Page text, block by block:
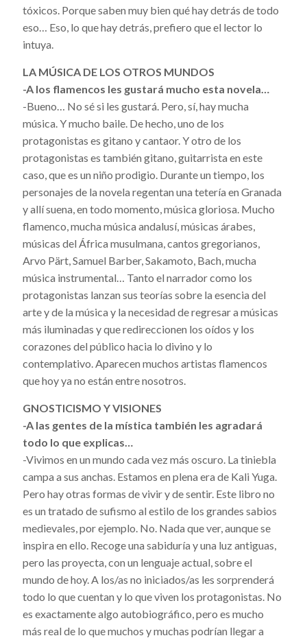
tóxicos. Porque saben muy bien qué hay detrás de todo
eso… Eso, lo que hay detrás, prefiero que el lector lo
intuya.
LA MÚSICA DE LOS OTROS MUNDOS
-A los flamencos les gustará mucho esta novela…
-Bueno… No sé si les gustará. Pero, sí, hay mucha
música. Y mucho baile. De hecho, uno de los
protagonistas es gitano y cantaor. Y otro de los
protagonistas es también gitano, guitarrista en este
caso, que es un niño prodigio. Durante un tiempo, los
personajes de la novela regentan una tetería en Granada
y allí suena, en todo momento, música gloriosa. Mucho
flamenco, mucha música andalusí, músicas árabes,
músicas del África musulmana, cantos gregorianos,
Arvo Pärt, Samuel Barber, Sakamoto, Bach, mucha
música instrumental… Tanto el narrador como los
protagonistas lanzan sus teorías sobre la esencia del
arte y de la música y la necesidad de regresar a músicas
más iluminadas y que redireccionen los oídos y los
corazones del público hacia lo divino y lo
contemplativo. Aparecen muchos artistas flamencos
que hoy ya no están entre nosotros.
GNOSTICISMO Y VISIONES
-A las gentes de la mística también les agradará
todo lo que explicas…
-Vivimos en un mundo cada vez más oscuro. La tiniebla
campa a sus anchas. Estamos en plena era de Kali Yuga.
Pero hay otras formas de vivir y de sentir. Este libro no
es un tratado de sufismo al estilo de los grandes sabios
medievales, por ejemplo. No. Nada que ver, aunque se
inspira en ello. Recoge una sabiduría y una luz antiguas,
pero las proyecta, con un lenguaje actual, sobre el
mundo de hoy. A los/as no iniciados/as les sorprenderá
todo lo que cuentan y lo que viven los protagonistas. No
es exactamente algo autobiográfico, pero es mucho
más real de lo que muchos y muchas podrían llegar a